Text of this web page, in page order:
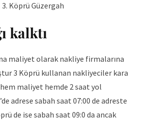
3. Köprü Güzergah
kalktı
maliyet olarak nakliye firmalarına
3 Köprü kullanan nakliyeciler kara
maliyet hemde 2 saat yol
adrese sabah saat 07:00 de adreste
de ise sabah saat 09:0 da ancak